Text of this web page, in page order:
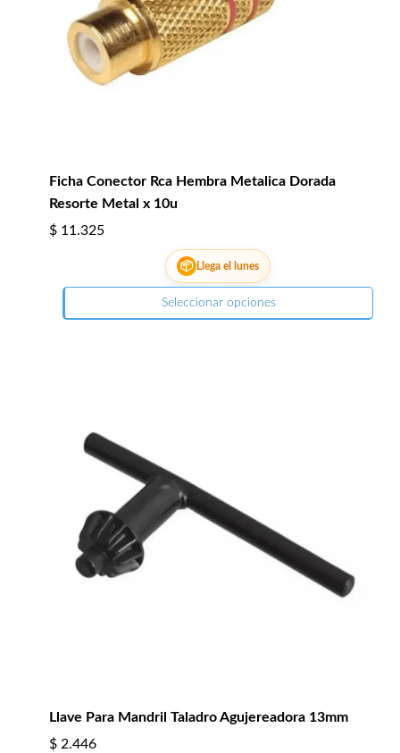
Ficha Conector Rca Hembra Metalica Dorada
Resorte Metal x 10u
$ 11.325
📦 Llega el lunes
Seleccionar opciones
Llave Para Mandril Taladro Agujereadora 13mm
$ 2.446